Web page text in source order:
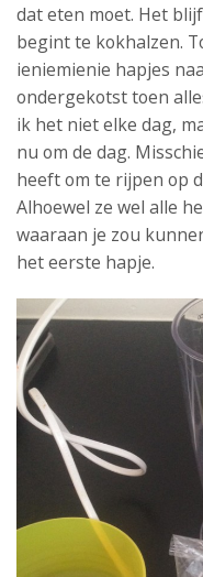
dat eten moet. Het
begint te kokhalzen.
ieniemienie hapjes
ondergekotst toen
ik het niet elke dag,
nu om de dag.
heeft om te rijpen op
Alhoewel ze wel alle
waaraan je zou
het eerste hapje.